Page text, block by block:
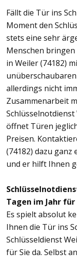
Fällt die Tür ins
Moment den
stets eine sehr
Menschen bringen
in Weiler (74182)
allerdings nicht
Zusammenarbeit
Schlüsselnotdienst
öffnet Türen
Preisen.
(74182) dazu
und er hilft Ihnen
Tagen im Jahr für
Es spielt absolut
Ihnen die Tür ins
Schlüsseldienst
für Sie da. Selbst